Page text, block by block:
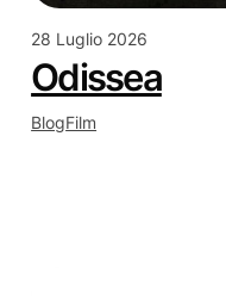
28 Luglio 2026
Odissea
BlogFilm